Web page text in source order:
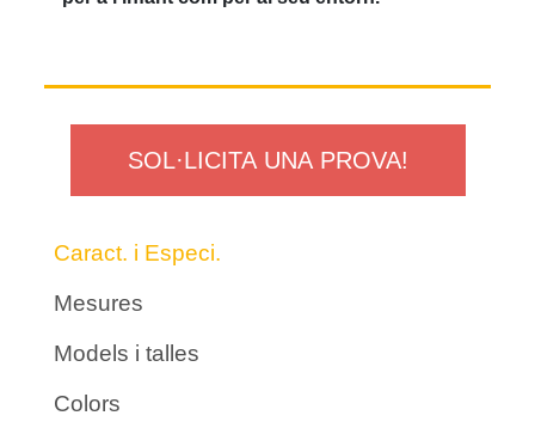
SOL·LICITA UNA PROVA!
Caract. i Especi.
Mesures
Models i talles
Colors